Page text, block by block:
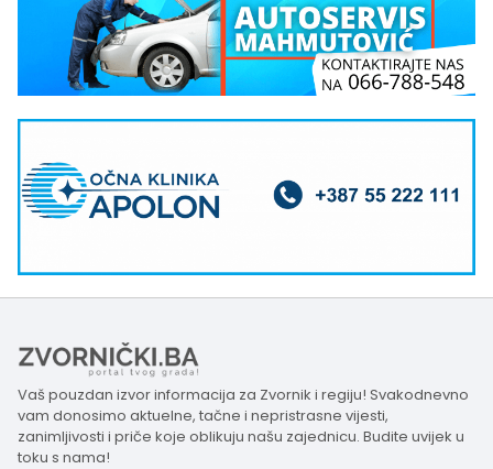
Vaš pouzdan izvor informacija za Zvornik i regiju! Svakodnevno
vam donosimo aktuelne, tačne i nepristrasne vijesti,
zanimljivosti i priče koje oblikuju našu zajednicu. Budite uvijek u
toku s nama!